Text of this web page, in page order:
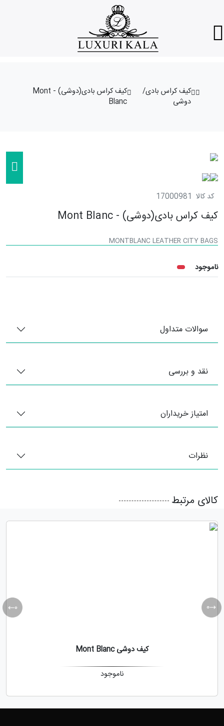
کیف کراس بادی/
دوشی
کیف کراس بادی(دوشی) - Mont
Blanc
کد کالا 17000981
کیف کراس بادی(دوشی) - Mont Blanc
MONTBLANC LEATHER CITY BAGS
ناموجود
سوالات متداول
نقد و بررسی
امتیاز خریداران
نظرات
کالای مرتبط
کیف دوشی Mont Blanc
ناموجود